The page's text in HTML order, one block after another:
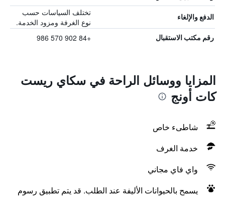
الدفع والإلغاء
تختلف السياسات حسب
نوع الغرفة ومزود الخدمة.
رقم مكتب الاستقبال +84 902 570 986
المزايا ووسائل الراحة في سكاي ريست
كات أونج
شاطىء خاص
خدمة الغرف
واي فاي مجاني
يسمح بالحيوانات الأليفة عند الطلب. قد يتم تطبيق رسوم